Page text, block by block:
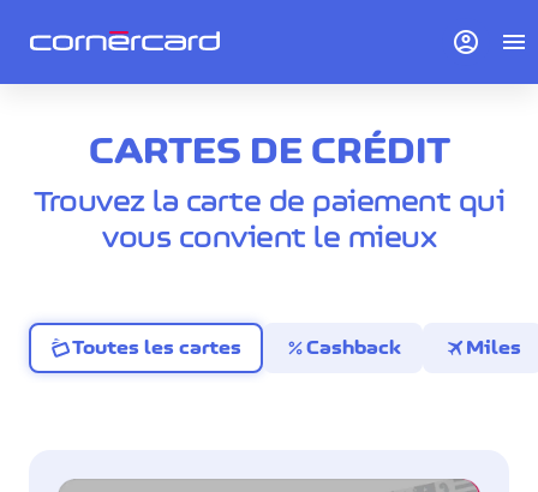
CARTES DE CRÉDIT
Trouvez la carte de paiement qui
vous convient le mieux
Toutes les cartes percentCashback travel Miles
account_circle menu